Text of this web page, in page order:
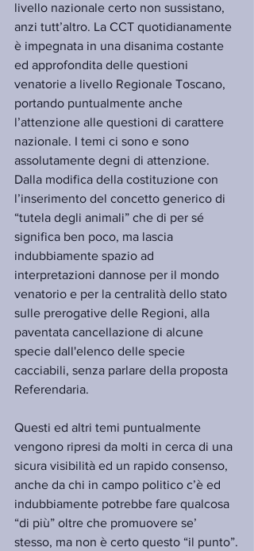
livello nazionale certo non sussistano,
anzi tutt’altro. La CCT quotidianamente
è impegnata in una disanima costante
ed approfondita delle questioni
venatorie a livello Regionale Toscano,
portando puntualmente anche
l’attenzione alle questioni di carattere
nazionale. I temi ci sono e sono
assolutamente degni di attenzione.
Dalla modifica della costituzione con
l’inserimento del concetto generico di
“tutela degli animali” che di per sé
significa ben poco, ma lascia
indubbiamente spazio ad
interpretazioni dannose per il mondo
venatorio e per la centralità dello stato
sulle prerogative delle Regioni, alla
paventata cancellazione di alcune
specie dall'elenco delle specie
cacciabili, senza parlare della proposta
Referendaria.
Questi ed altri temi puntualmente
vengono ripresi da molti in cerca di una
sicura visibilità ed un rapido consenso,
anche da chi in campo politico c’è ed
indubbiamente potrebbe fare qualcosa
“di più” oltre che promuovere se’
stesso, ma non è certo questo “il punto”.